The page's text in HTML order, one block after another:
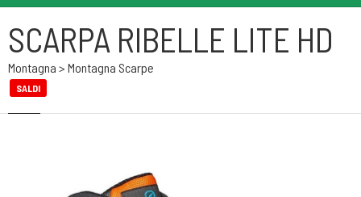
SCARPA RIBELLE LITE HD
Montagna > Montagna Scarpe
SALDI